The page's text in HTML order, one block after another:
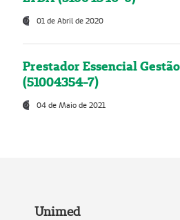
01 de Abril de 2020
Prestador Essencial
(51004354-7)
04 de Maio de 2021
Unimed